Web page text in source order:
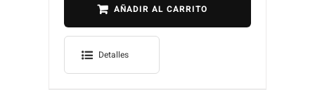
AÑADIR AL CARRITO
Detalles